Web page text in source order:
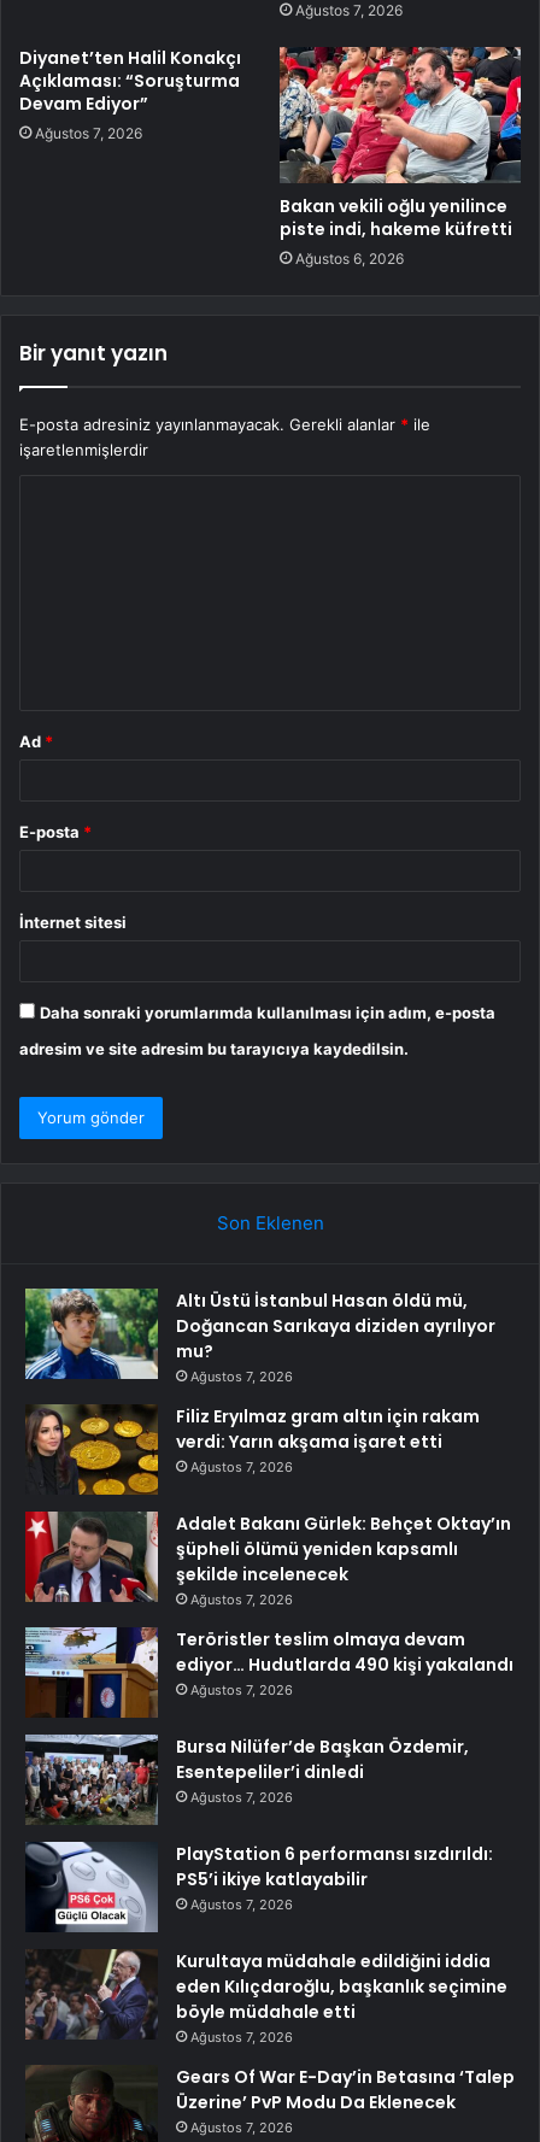
Ağustos 7, 2026
Diyanet’ten Halil Konakçı
Açıklaması: “Soruşturma
Devam Ediyor”
Ağustos 7, 2026
Bakan vekili oğlu yenilince
piste indi, hakeme küfretti
Ağustos 6, 2026
Bir yanıt yazın
E-posta adresiniz yayınlanmayacak. Gerekli alanlar * ile
işaretlenmişlerdir
Ad *
E-posta *
İnternet sitesi
Daha sonraki yorumlarımda kullanılması için adım, e-posta
adresim ve site adresim bu tarayıcıya kaydedilsin.
Son Eklenen
Altı Üstü İstanbul Hasan öldü mü,
Doğancan Sarıkaya diziden ayrılıyor
mu?
Ağustos 7, 2026
Filiz Eryılmaz gram altın için rakam
verdi: Yarın akşama işaret etti
Ağustos 7, 2026
Adalet Bakanı Gürlek: Behçet Oktay’ın
şüpheli ölümü yeniden kapsamlı
şekilde incelenecek
Ağustos 7, 2026
Teröristler teslim olmaya devam
ediyor… Hudutlarda 490 kişi yakalandı
Ağustos 7, 2026
Bursa Nilüfer’de Başkan Özdemir,
Esentepeliler’i dinledi
Ağustos 7, 2026
PlayStation 6 performansı sızdırıldı:
PS5’i ikiye katlayabilir
Ağustos 7, 2026
Kurultaya müdahale edildiğini iddia
eden Kılıçdaroğlu, başkanlık seçimine
böyle müdahale etti
Ağustos 7, 2026
Gears Of War E-Day’in Betasına ‘Talep
Üzerine’ PvP Modu Da Eklenecek
Ağustos 7, 2026